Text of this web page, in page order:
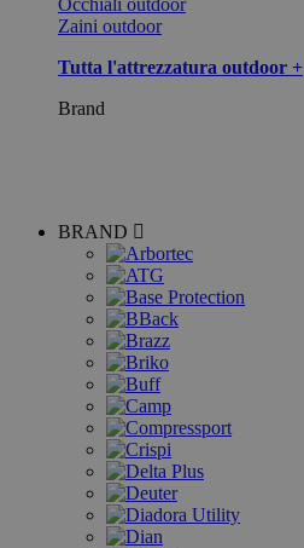
Occhiali outdoor
Zaini outdoor
Tutta l'attrezzatura outdoor +
Brand
BRAND